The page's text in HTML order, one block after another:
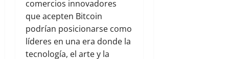
comercios innovadores
que acepten Bitcoin
podrían posicionarse como
líderes en una era donde la
tecnología, el arte y la